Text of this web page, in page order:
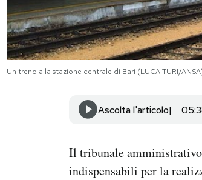
Un treno alla stazione centrale di Bari (LUCA TURI/
Ascolta l'articolo
Il tribunale
indispensabili per la